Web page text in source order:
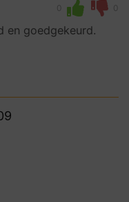
0 0
en goedgekeurd.